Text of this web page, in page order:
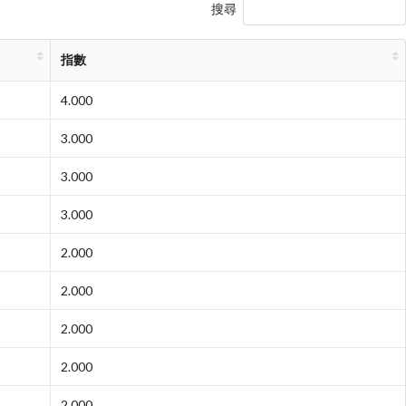
搜尋
指數
4.000
3.000
3.000
3.000
2.000
2.000
2.000
2.000